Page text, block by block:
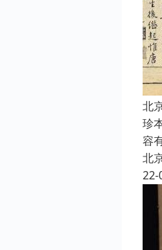
北
珍
容
北
22-